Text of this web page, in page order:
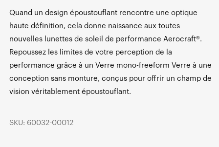
Quand un design époustouflant rencontre une optique
haute définition, cela donne naissance aux toutes
nouvelles lunettes de soleil de performance Aerocraft®.
Repoussez les limites de votre perception de la
performance grâce à un Verre mono-freeform Verre à une
conception sans monture, conçus pour offrir un champ de
vision véritablement époustouflant.
SKU: 60032-00012